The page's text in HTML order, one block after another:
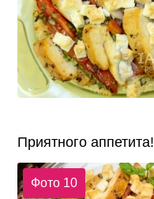
Приятного аппетита!
Фото 10